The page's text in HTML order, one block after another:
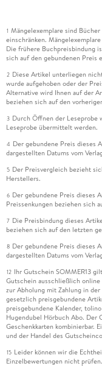
1 Mängelexemplare sind
einschränken.
Die frühere Buchpreisbindung
sich auf den gebundenen Preis
2 Diese Artikel unterliegen
wurde aufgehoben oder der
Alternative wird Ihnen auf der
beziehen sich auf den
3 Durch Öffnen der Leseprobe
Leseprobe übermittelt werden.
4 Der gebundene Preis dieses
dargestellten Datums vom
5 Der Preisvergleich bezieht
Herstellers.
6 Der gebundene Preis dieses
Preissenkungen beziehen sich
7 Die Preisbindung dieses
beziehen sich auf den letzten
8 Der gebundene Preis dieses
dargestellten Datums vom
12 Ihr Gutschein SOMMER13
Gutschein ausschließlich
zur Abholung mit Zahlung in
gesetzlich preisgebundene
preisgebundene Kalender,
Hugendubel Hörbuch Abo. Der
Geschenkkarten kombinierbar.
und der Handel des
15 Leider können wir die
Einzelbewertungen nicht prüfen.